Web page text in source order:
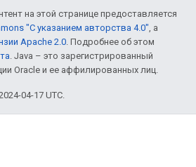
на этой странице предоставляется
"С указанием авторства 4.0", а
Apache 2.0. Подробнее об этом
. Java – это зарегистрированный
Oracle и ее аффилированных лиц.
04-17 UTC.